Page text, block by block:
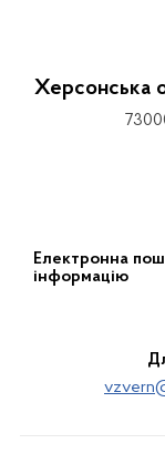
Херсонська
Електронна
інформацію